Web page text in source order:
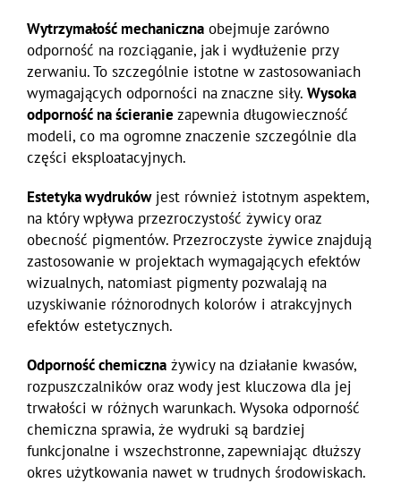
Wytrzymałość mechaniczna obejmuje zarówno
odporność na rozciąganie, jak i wydłużenie przy
zerwaniu. To szczególnie istotne w zastosowaniach
wymagających odporności na znaczne siły. Wysoka
odporność na ścieranie zapewnia długowieczność
modeli, co ma ogromne znaczenie szczególnie dla
części eksploatacyjnych.
Estetyka wydrukówjest również istotnym aspektem,
na który wpływa przezroczystość żywicy oraz
obecność pigmentów. Przezroczyste żywice znajdują
zastosowanie w projektach wymagających efektów
wizualnych, natomiast pigmenty pozwalają na
uzyskiwanie różnorodnych kolorów i atrakcyjnych
efektów estetycznych.
Odporność chemiczna żywicy na działanie kwasów,
rozpuszczalników oraz wody jest kluczowa dla jej
trwałości w różnych warunkach. Wysoka odporność
chemiczna sprawia, że wydruki są bardziej
funkcjonalne i wszechstronne, zapewniając dłuższy
okres użytkowania nawet w trudnych środowiskach.